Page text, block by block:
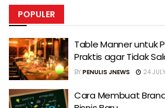
POPULER
Table Manner untuk
Praktis agar Tidak
BY PENULIS JNEWS 24
Cara Membuat